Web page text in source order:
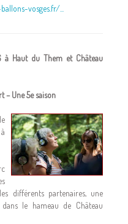
vosges.fr/...
Haut du Them et Château
– Une 5e saison
différents partenaires, une
le hameau de Château